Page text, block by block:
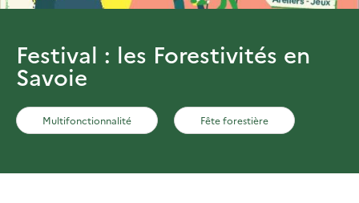
Festival : les Forestivités en
Savoie
Multifonctionnalité Fête forestière